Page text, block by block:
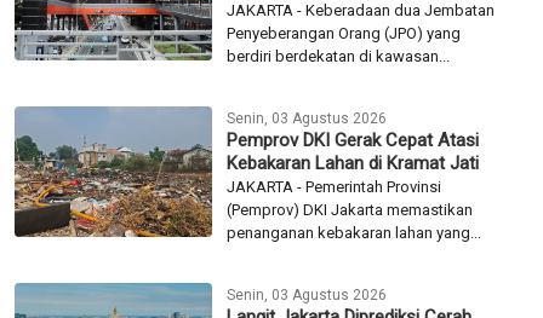
JAKARTA - Keberadaan dua Jembatan
Penyeberangan Orang (JPO) yang
berdiri berdekatan di kawasan...
Senin, 03 Agustus 2026
Pemprov DKI Gerak Cepat Atasi
Kebakaran Lahan di Kramat Jati
JAKARTA - Pemerintah Provinsi
(Pemprov) DKI Jakarta memastikan
penanganan kebakaran lahan yang...
Senin, 03 Agustus 2026